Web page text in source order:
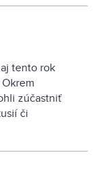
tento rok
zúčastniť
či